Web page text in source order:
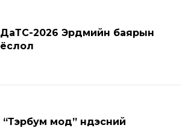
ДаТС-2026 Эрдмийн баярын
ёслол
“Тэрбум мод” үндэсний